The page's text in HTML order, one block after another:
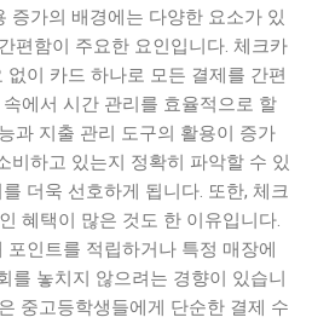
증가의 배경에는 다양한 요소가 있
편함이 주요한 요인입니다. 체크카
이 카드 하나로 모든 결제를 간편
에서 시간 관리를 효율적으로 할
과 지출 관리 도구의 활용이 증가
비하고 있는지 정확히 파악할 수 있
더욱 선호하게 됩니다. 또한, 체크
혜택이 많은 것도 한 이유입니다.
인트를 적립하거나 특정 매장에
를 놓치지 않으려는 경향이 있습니
중고등학생들에게 단순한 결제 수